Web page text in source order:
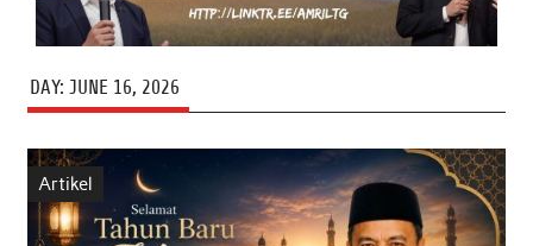
DAY: JUNE 16, 2026
Artikel